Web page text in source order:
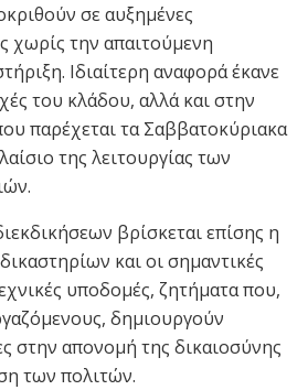
σε αυξημένες
χωρίς την απαιτούμενη
Ιδιαίτερη αναφορά έκανε
του κλάδου, αλλά και στην
παρέχεται τα Σαββατοκύριακα
της λειτουργίας των
βρίσκεται επίσης η
και οι σημαντικές
υποδομές, ζητήματα που,
δημιουργούν
στην απονομή της δικαιοσύνης
των πολιτών.